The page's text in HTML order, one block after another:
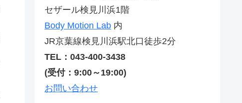
セザール検見川浜1階
Body Motion Lab 内
JR京葉線検見川浜駅北口徒歩2分
TEL：043-400-3438
(受付：9:00～19:00)
お問い合わせ